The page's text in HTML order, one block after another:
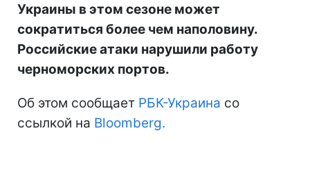
Украины в этом сезоне может
сократиться более чем наполовину.
Российские атаки нарушили работу
черноморских портов.
Об этом сообщает РБК-Украина со
ссылкой на Bloomberg.